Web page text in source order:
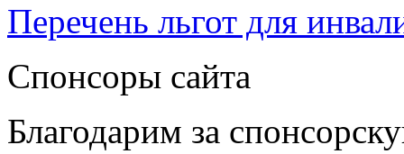
Перечень льгот для
Спонсоры сайта
Благодарим за